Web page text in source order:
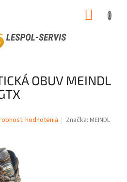
OBUV MEINDL
hodnotenia Značka:MEINDL